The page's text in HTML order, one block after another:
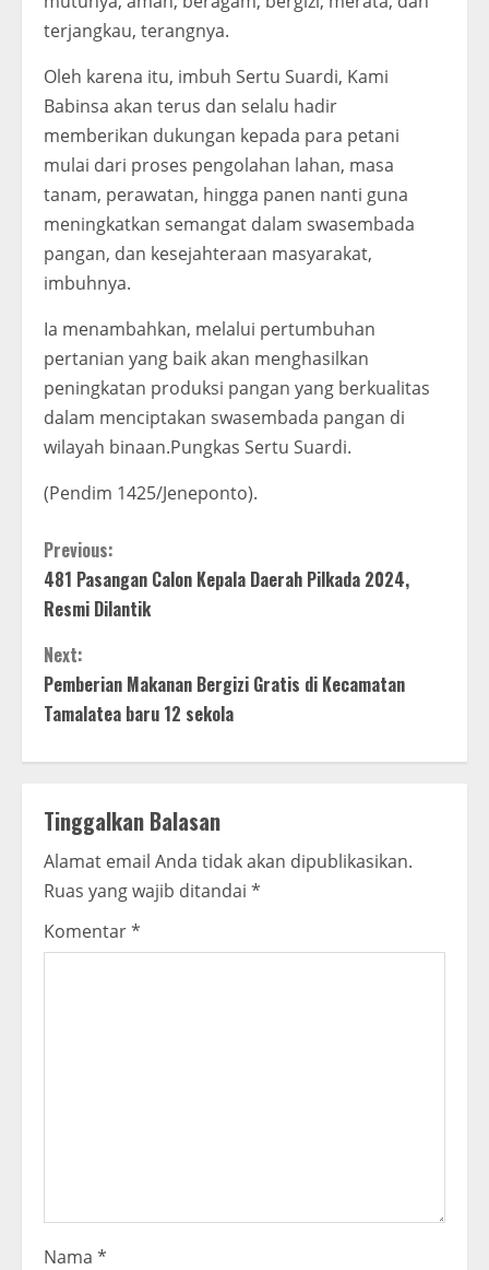
terjangkau, terangnya.
Oleh karena itu, imbuh Sertu Suardi, Kami
Babinsa akan terus dan selalu hadir
memberikan dukungan kepada para petani
mulai dari proses pengolahan lahan, masa
tanam, perawatan, hingga panen nanti guna
meningkatkan semangat dalam swasembada
pangan, dan kesejahteraan masyarakat,
imbuhnya.
Ia menambahkan, melalui pertumbuhan
pertanian yang baik akan menghasilkan
peningkatan produksi pangan yang berkualitas
dalam menciptakan swasembada pangan di
wilayah binaan.Pungkas Sertu Suardi.
(Pendim 1425/Jeneponto).
C
o
n
t
u
e
R
Previous:
481 Pasangan Calon Kepala Daerah Pilkada 2024,
Resmi Dilantik
Next:
Pemberian Makanan Bergizi Gratis di Kecamatan
Tamalatea baru 12 sekola
Tinggalkan Balasan
Alamat email Anda tidak akan dipublikasikan.
Ruas yang wajib ditandai *
Komentar*
Nama *